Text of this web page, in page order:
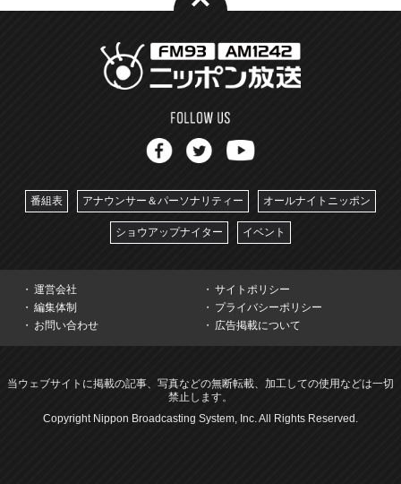
番組表 アナウンサー＆パーソナリティー オールナイトニッポン
ショウアップナイター イベント
運営会社
サイトポリシー
編集体制
プライバシーポリシー
お問い合わせ
広告掲載について
当ウェブサイトに掲載の記事、写真などの無断転載、加工しての使用などは一切
禁止します。
Copyright Nippon Broadcasting System, Inc. All Rights Reserved.